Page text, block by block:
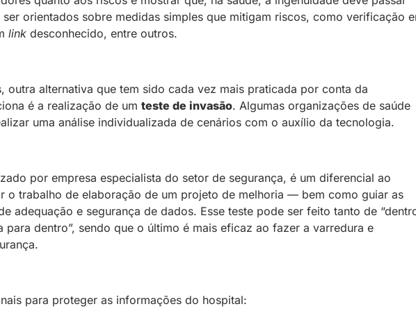
ser orientados sobre medidas simples que mitigam riscos, como verificação
link desconhecido, entre outros.
outra alternativa que tem sido cada vez mais praticada por conta da
é a realização de um teste de invasão. Algumas organizações de saúde
uma análise individualizada de cenários com o auxílio da tecnologia.
por empresa especialista do setor de segurança, é um diferencial ao
o trabalho de elaboração de um projeto de melhoria — bem como guiar as
adequação e segurança de dados. Esse teste pode ser feito tanto de
para dentro”, sendo que o último é mais eficaz ao fazer a varredura e
para proteger as informações do hospital: